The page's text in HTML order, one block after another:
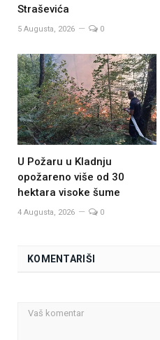
Straševića
5 Augusta, 2026 0
U Požaru u Kladnju
opožareno više od 30
hektara visoke šume
4 Augusta, 2026 0
KOMENTARIŠI